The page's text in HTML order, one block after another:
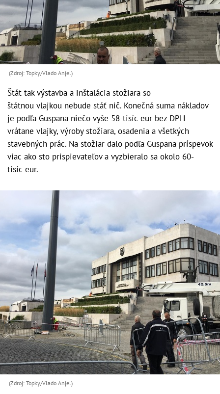
(Zdroj: Topky/Vlado Anjel)
Štát tak výstavba a inštalácia stožiara so
štátnou vlajkou nebude stáť nič. Konečná suma nákladov
je podľa Guspana niečo vyše 58-tisíc eur bez DPH
vrátane vlajky, výroby stožiara, osadenia a všetkých
stavebných prác. Na stožiar dalo podľa Guspana príspevok
viac ako sto prispievateľov a vyzbieralo sa okolo 60-
tisíc eur.
(Zdroj: Topky/Vlado Anjel)